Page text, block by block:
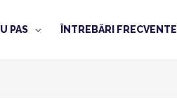
PAS ÎNTREBĂRI FRECVENTE